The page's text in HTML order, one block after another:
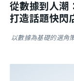
從數據到人潮
打造話題快閃
以數據為基礎的選角